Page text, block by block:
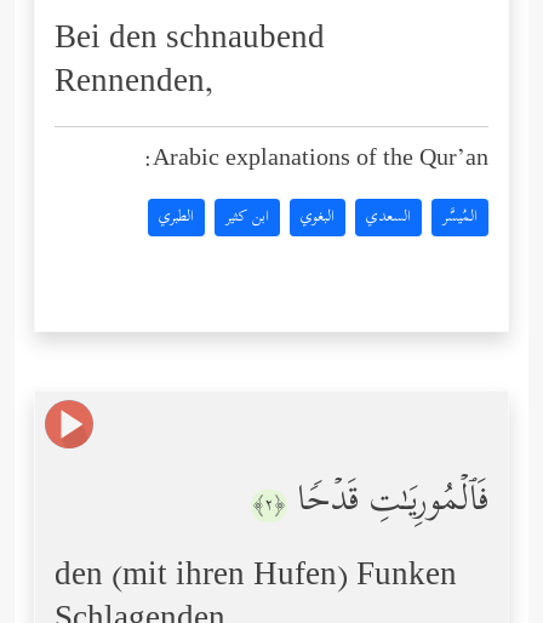
Bei den schnaubend
Rennenden,
Arabic explanations of the Qur’an:
المُيسَّر السعدي البغوي ابن كثير الطبري
فَٱلۡمُورِیَـٰتِ قَدۡحࣰا ﴿٢﴾
den (mit ihren Hufen) Funken